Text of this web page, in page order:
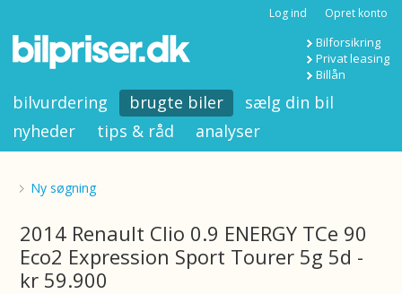
Log ind Opret konto
Bilforsikring
Privat leasing
Billån
bilvurdering brugte biler
sælg din bil
nyheder
tips & råd analyser
Ny søgning
2014 Renault Clio 0.9 ENERGY TCe 90
Eco2 Expression Sport Tourer 5g 5d -
kr 59.900